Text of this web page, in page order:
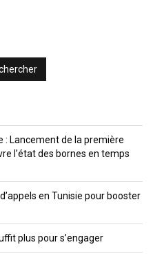
: Lancement de la première
l’état des bornes en temps
en Tunisie pour booster
plus pour s’engager